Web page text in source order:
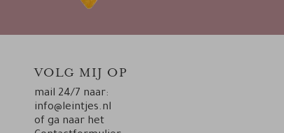
VOLG MIJ OP
mail 24/7 naar:
info@leintjes.nl
of ga naar het